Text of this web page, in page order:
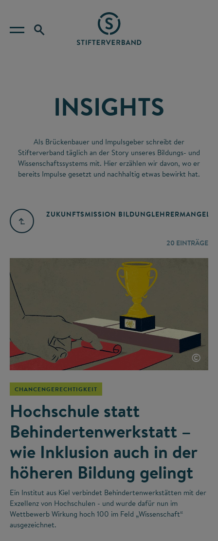
INSIGHTS
Als Brückenbauer und Impulsgeber schreibt der
Stifterverband täglich an der Story unseres Bildungs- und
Wissenschaftssystems mit. Hier erzählen wir davon, wo er
bereits Impulse gesetzt und nachhaltig etwas bewirkt hat.
ZUKUNFTSMISSION BILDUNGLEHRERMANGEL
20 EINTRÄGE
©
CHANCENGERECHTIGKEIT
Hochschule statt
Behindertenwerkstatt –
wie Inklusion auch in der
höheren Bildung gelingt
Ein Institut aus Kiel verbindet Behindertenwerkstätten mit der
Exzellenz von Hochschulen - und wurde dafür nun im
Wettbewerb Wirkung hoch 100 im Feld „Wissenschaft“
ausgezeichnet.